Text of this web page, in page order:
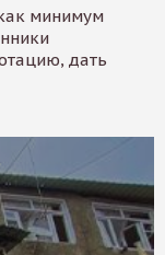
минимум
дать